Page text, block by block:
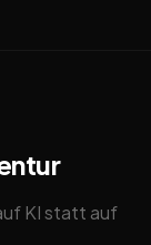
KI statt auf